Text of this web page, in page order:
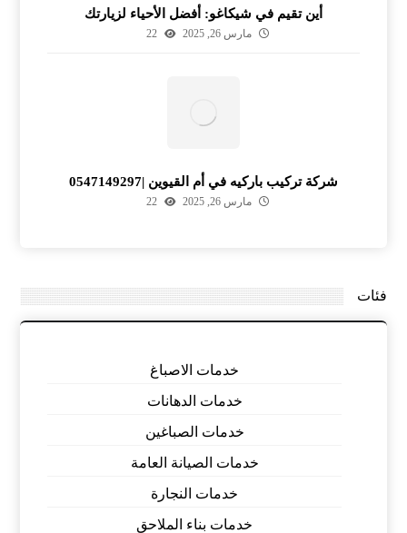
أين تقيم في شيكاغو: أفضل الأحياء لزيارتك
مارس 26, 2025 22
شركة تركيب باركيه في أم القيوين |0547149297
مارس 26, 2025 22
فئات
خدمات الاصباغ
خدمات الدهانات
خدمات الصباغين
خدمات الصيانة العامة
خدمات النجارة
خدمات بناء الملاحق